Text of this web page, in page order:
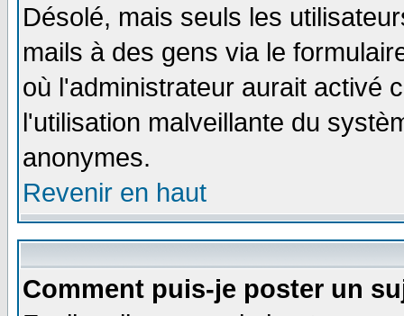
Désolé, mais seuls les
mails à des gens via le
où l'administrateur aurait activé
l'utilisation malveillante du
anonymes.
Revenir en haut
Comment puis-je poster un